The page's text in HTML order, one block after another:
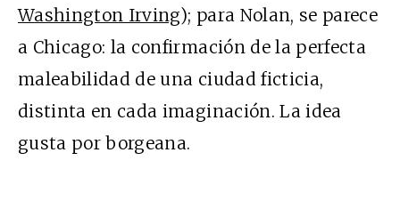
Washington Irving); para Nolan, se parece
a Chicago: la confirmación de la perfecta
maleabilidad de una ciudad ficticia,
distinta en cada imaginación. La idea
gusta por borgeana.